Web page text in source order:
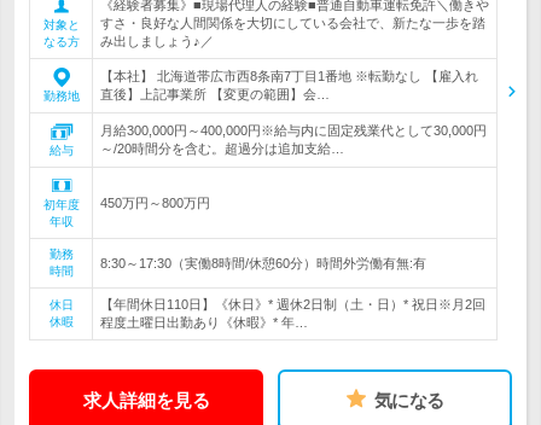
対象と
なる方
《経験者募集》■現場代理人の経験■普通自動車運転免許＼働きや
すさ・良好な人間関係を大切にしている会社で、新たな一歩を踏
み出しましょう♪／
勤務地
【本社】 北海道帯広市西8条南7丁目1番地 ※転勤なし 【雇入れ
直後】上記事業所 【変更の範囲】会…
給与
月給300,000円～400,000円※給与内に固定残業代として30,000円
～/20時間分を含む。超過分は追加支給…
初年度
年収
450万円～800万円
勤務
時間
8:30～17:30（実働8時間/休憩60分）時間外労働有無:有
休日
休暇
【年間休日110日】《休日》* 週休2日制（土・日）* 祝日※月2回
程度土曜日出勤あり《休暇》* 年…
求人詳細を見る 気になる